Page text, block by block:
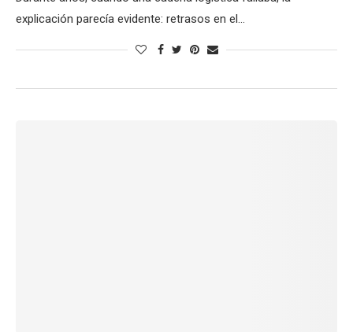
explicación parecía evidente: retrasos en el…